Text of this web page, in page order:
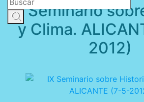
IX Seminario
y Clima.
2012)